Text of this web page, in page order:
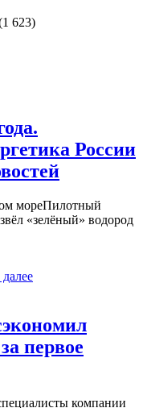
623)
России
мореПилотный
«зелёный» водород
первое
компании